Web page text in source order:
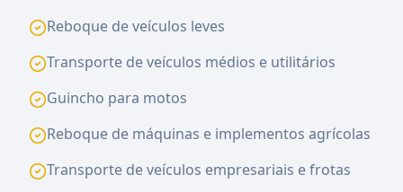
Reboque de veículos leves
Transporte de veículos médios e utilitários
Guincho para motos
Reboque de máquinas e implementos agrícolas
Transporte de veículos empresariais e frotas